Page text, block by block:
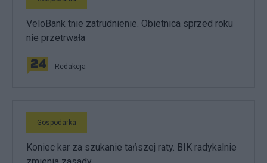
VeloBank tnie zatrudnienie. Obietnica sprzed roku
nie przetrwała
Redakcja
Gospodarka
Koniec kar za szukanie tańszej raty. BIK radykalnie